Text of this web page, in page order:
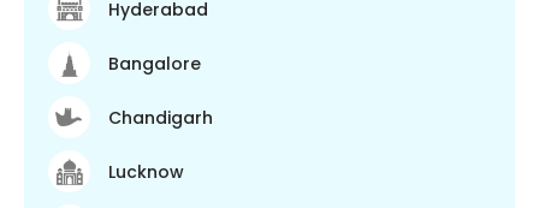
Hyderabad
Bangalore
Chandigarh
Lucknow